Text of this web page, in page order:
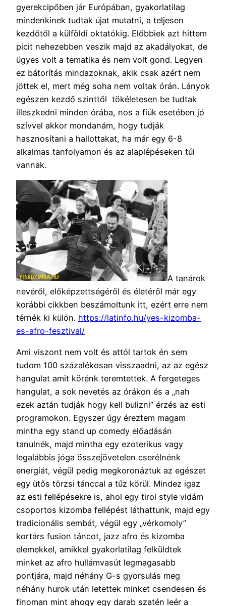
gyerekcipőben jár Európában, gyakorlatilag
mindenkinek tudtak újat mutatni, a teljesen
kezdőtől a külföldi oktatókig. Előbbiek azt hittem
picit nehezebben veszik majd az akadályokat, de
ügyes volt a tematika és nem volt gond. Legyen
ez bátorítás mindazoknak, akik csak azért nem
jöttek el, mert még soha nem voltak órán. Lányok
egészen kezdő szinttől tökéletesen be tudtak
illeszkedni minden órába, nos a fiúk esetében jó
szívvel akkor mondanám, hogy tudják
hasznosítani a hallottakat, ha már egy 6-8
alkalmas tanfolyamon és az alaplépéseken túl
vannak.
A tanárok
nevéről, előképzettségéről és életéről már egy
korábbi cikkben beszámoltunk itt, ezért erre nem
térnék ki külön. https://latinfo.hu/yes-kizomba-
es-afro-fesztival/
Ami viszont nem volt és attól tartok én sem
tudom 100 százalékosan visszaadni, az az egész
hangulat amit körénk teremtettek. A fergeteges
hangulat, a sok nevetés az órákon és a „nah
ezek aztán tudják hogy kell bulizni” érzés az esti
programokon. Egyszer úgy éreztem magam
mintha egy stand up comedy előadásán
tanulnék, majd mintha egy ezoterikus vagy
legalábbis jóga összejövetelen cserélnénk
energiát, végül pedig megkoronáztuk az egészet
egy ütős törzsi tánccal a tűz körül. Mindez igaz
az esti fellépésekre is, ahol egy tirol style vidám
csoportos kizomba fellépést láthattunk, majd egy
tradicionális sembát, végül egy „vérkomoly”
kortárs fusion táncot, jazz afro és kizomba
elemekkel, amikkel gyakorlatilag felküldtek
minket az afro hullámvasút legmagasabb
pontjára, majd néhány G-s gyorsulás meg
néhány hurok után letettek minket csendesen és
finoman mint ahogy egy darab szatén leér a